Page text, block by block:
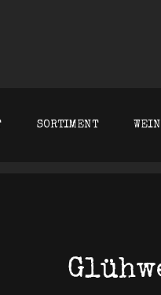
SORTIMENT WEIN